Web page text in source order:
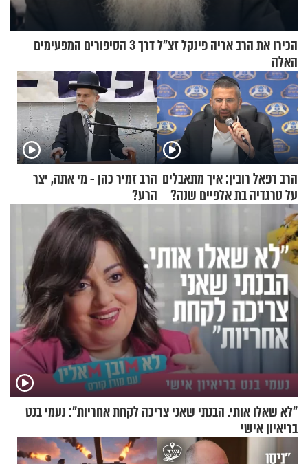
הכירו את הרב אריה פינקל זצ"ל דרך 3 הסיפורים המפעימים
האלה
הרב רפאל רובין: איך מתאבלים
על טרגדיה בת אלפיים שנה?
הרב זמיר כהן - מי אתה, יצר
הרע?
"לא שאלו אותי. הבנתי שאני צריכה לקחת אחריות": נעמי בנט
בריאיון אישי